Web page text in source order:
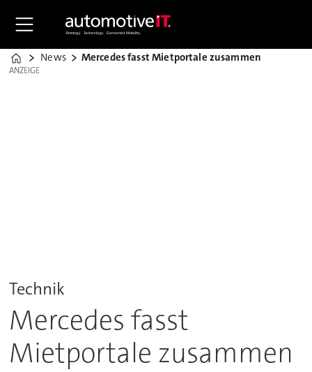
Home
News Mercedes fasst Mietportale zusammen
ANZEIGE
ANZEIGE
Technik
Mercedes fasst
Mietportale zusammen